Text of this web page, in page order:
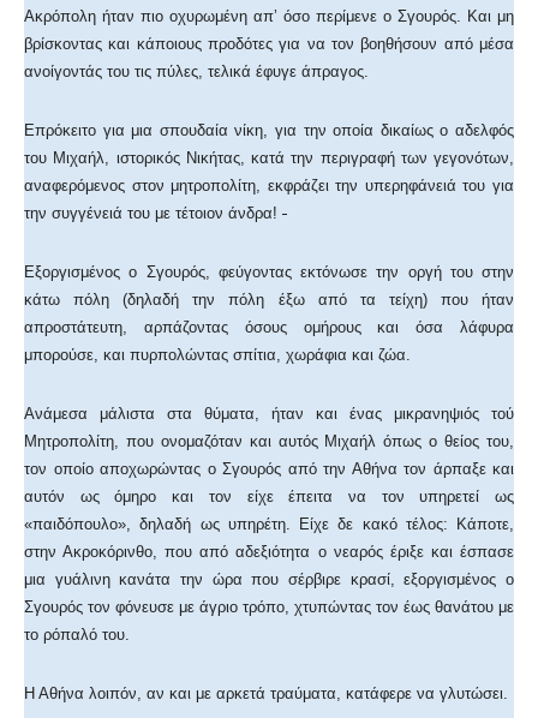
Ακρόπολη ήταν πιο οχυρωμένη απ’ όσο περίμενε ο Σγουρός. Και μη
βρίσκοντας και κάποιους προδότες για να τον βοηθήσουν από μέσα
ανοίγοντάς του τις πύλες, τελικά έφυγε άπραγος.
Επρόκειτο για μια σπουδαία νίκη, για την οποία δικαίως ο αδελφός
του Μιχαήλ, ιστορικός Νικήτας, κατά την περιγραφή των γεγονότων,
αναφερόμενος στον μητροπολίτη, εκφράζει την υπερηφάνειά του για
την συγγένειά του με τέτοιον άνδρα!
Εξοργισμένος ο Σγουρός, φεύγοντας εκτόνωσε την οργή του στην
κάτω πόλη (δηλαδή την πόλη έξω από τα τείχη) που ήταν
απροστάτευτη, αρπάζοντας όσους ομήρους και όσα λάφυρα
μπορούσε, και πυρπολώντας σπίτια, χωράφια και ζώα.
Ανάμεσα μάλιστα στα θύματα, ήταν και ένας μικρανηψιός τού
Μητροπολίτη, που ονομαζόταν και αυτός Μιχαήλ όπως ο θείος του,
τον οποίο αποχωρώντας ο Σγουρός από την Αθήνα τον άρπαξε και
αυτόν ως όμηρο και τον είχε έπειτα να τον υπηρετεί ως
«παιδόπουλο», δηλαδή ως υπηρέτη. Είχε δε κακό τέλος: Κάποτε,
στην Ακροκόρινθο, που από αδεξιότητα ο νεαρός έριξε και έσπασε
μια γυάλινη κανάτα την ώρα που σέρβιρε κρασί, εξοργισμένος ο
Σγουρός τον φόνευσε με άγριο τρόπο, χτυπώντας τον έως θανάτου με
το ρόπαλό του.
Η Αθήνα λοιπόν, αν και με αρκετά τραύματα, κατάφερε να γλυτώσει.